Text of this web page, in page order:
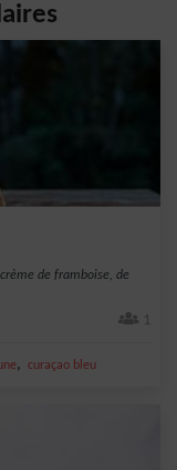
de framboise, de
1
, curaçao bleu